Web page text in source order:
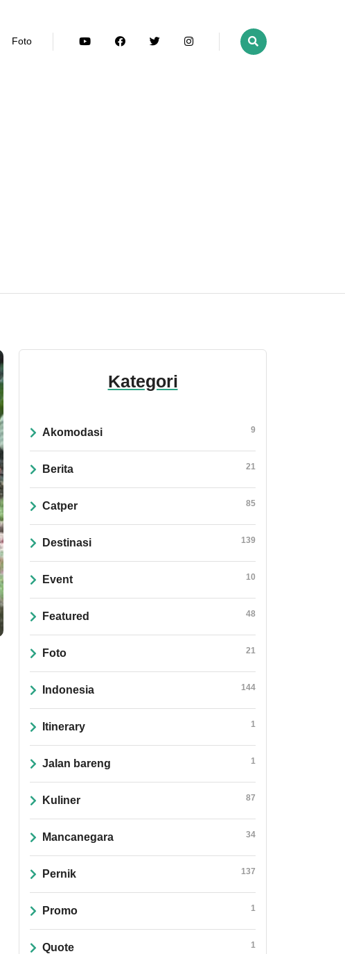
Foto
Kategori
Akomodasi 9
Berita 21
Catper 85
Destinasi 139
Event 10
Featured 48
Foto 21
Indonesia 144
Itinerary 1
Jalan bareng 1
Kuliner 87
Mancanegara 34
Pernik 137
Promo 1
Quote 1